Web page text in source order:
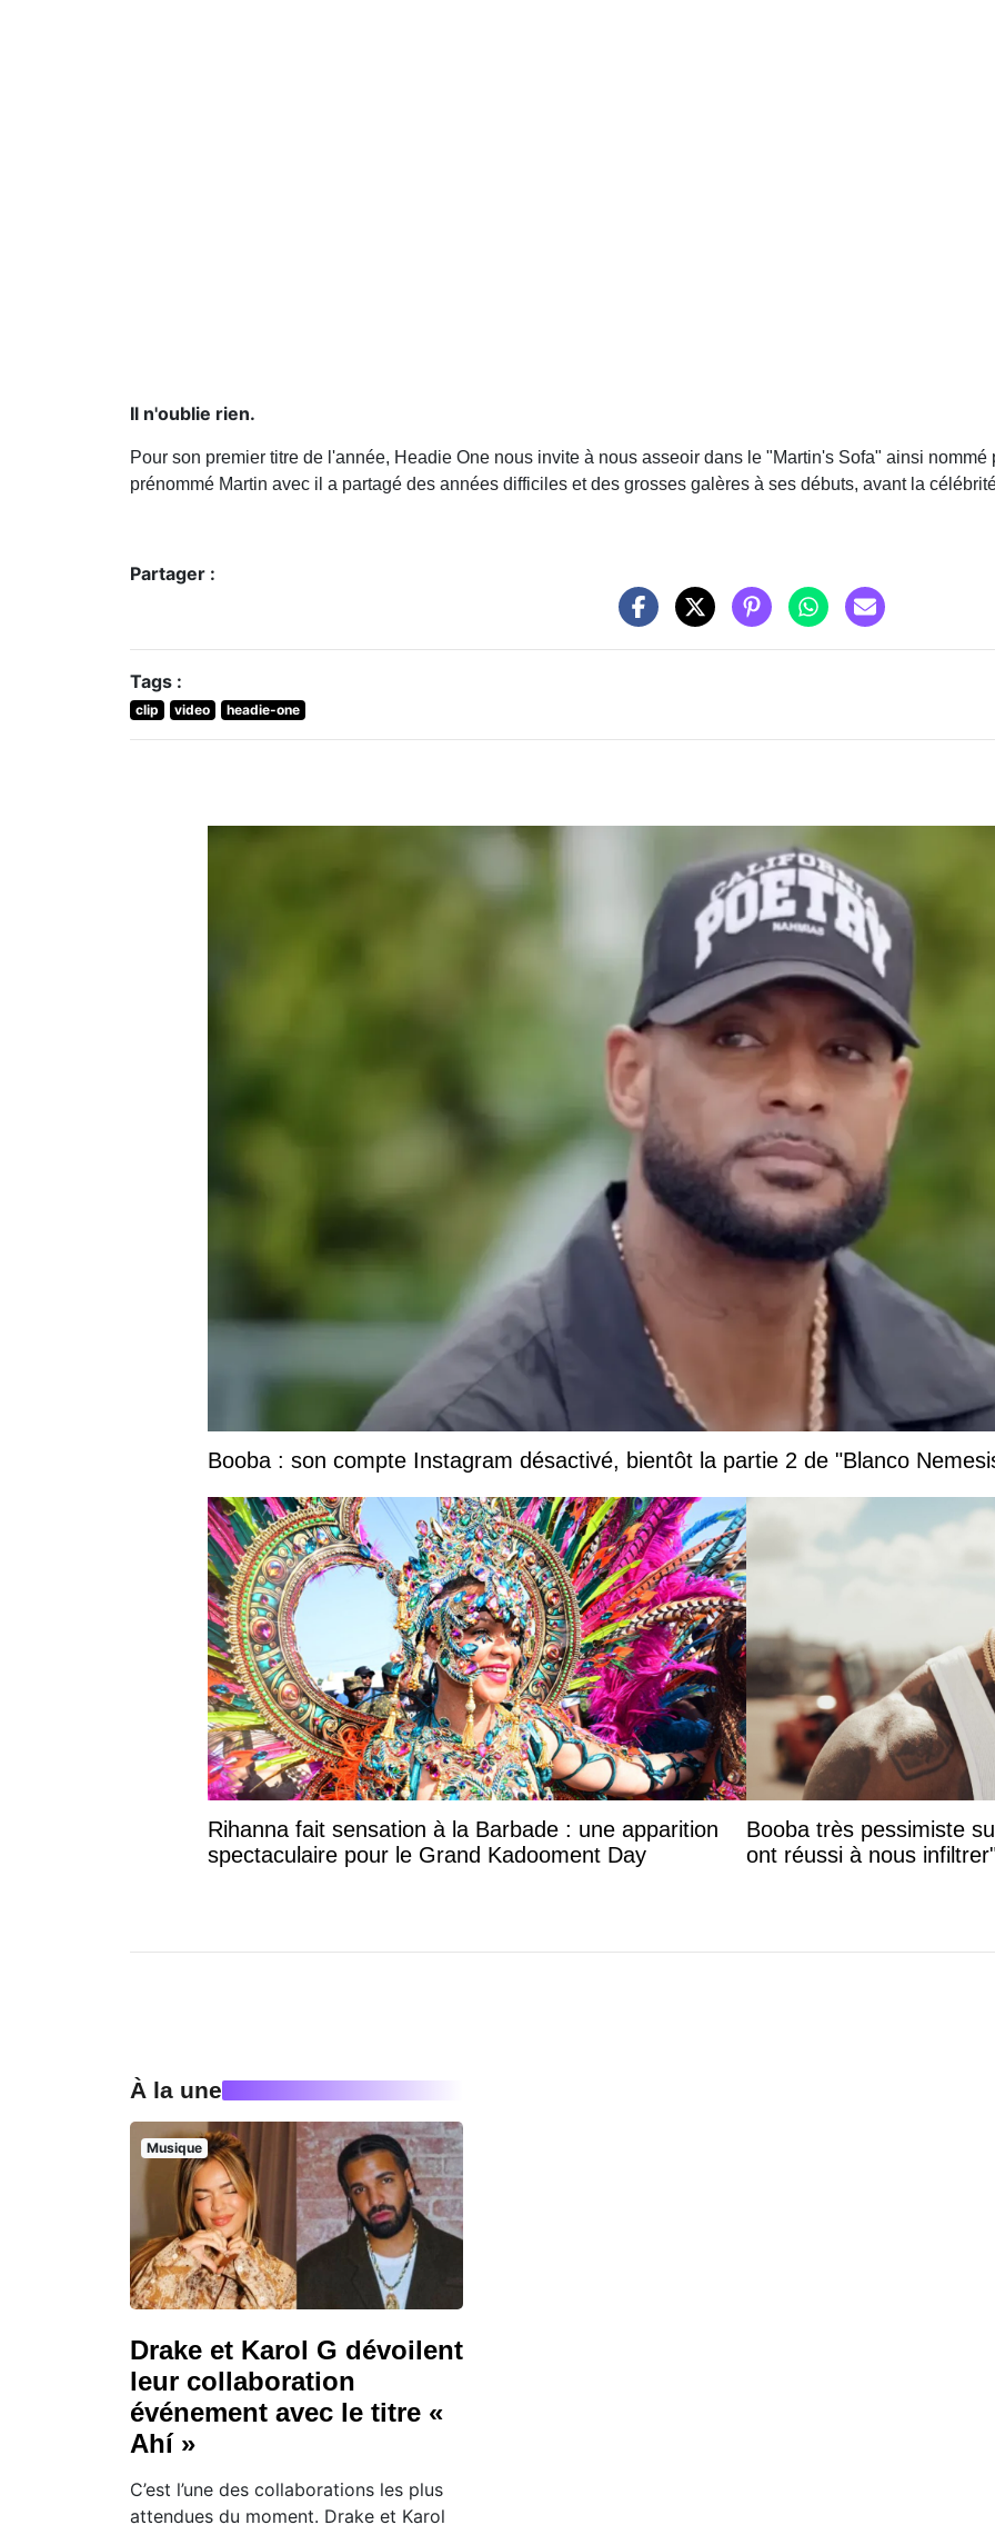
Il n'oublie rien.
Pour son premier titre de l'année, Headie One nous invite à nous asseoir dans le "Martin's Sofa" ainsi
prénommé Martin avec il a partagé des années difficiles et des grosses galères à ses débuts, avant la
Partager :
Tags :
clip video headie-one
Booba : son compte Instagram désactivé, bientôt la partie 2 de "Blanco
Rihanna fait sensation à la Barbade : une apparition
spectaculaire pour le Grand Kadooment Day
Booba très pessimiste
ont réussi à nous
À la une
Musique
Drake et Karol G dévoilent
leur collaboration
événement avec le titre «
Ahí »
C’est l’une des collaborations les plus
attendues du moment. Drake et Karol